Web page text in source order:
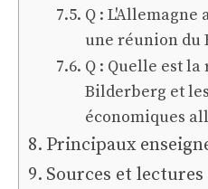
Q :
une réunion du
Q : Quelle est
Bilderberg et
économiques
Principaux
Sources et